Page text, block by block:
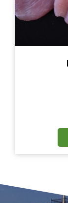
ha
Le